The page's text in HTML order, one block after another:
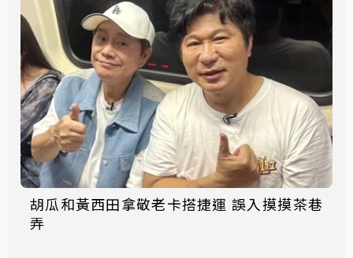
胡瓜和黃西田拿敬老卡搭捷運 誤入摸摸茶巷
弄